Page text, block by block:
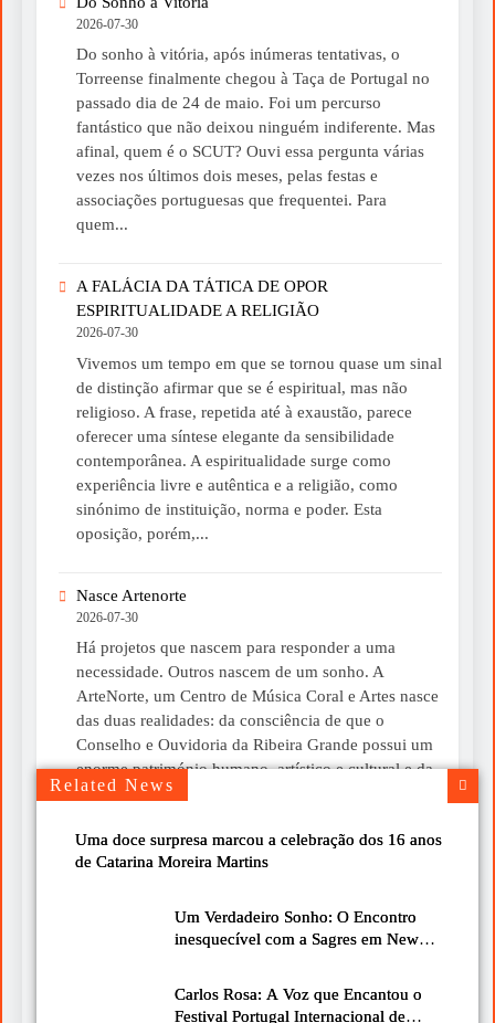
Related News
Uma doce surpresa marcou a celebração dos 16 anos
de Catarina Moreira Martins
Um Verdadeiro Sonho: O Encontro
inesquecível com a Sagres em New
Carlos Rosa: A Voz que Encantou o
Festival Portugal Internacional de
2026-07-30
Do sonho à vitória, após inúmeras tentativas, o
Torreense finalmente chegou à Taça de Portugal no
passado dia de 24 de maio. Foi um percurso
fantástico que não deixou ninguém indiferente. Mas
afinal, quem é o SCUT? Ouvi essa pergunta várias
vezes nos últimos dois meses, pelas festas e
associações portuguesas que frequentei. Para
quem...
A FALÁCIA DA TÁTICA DE OPOR
ESPIRITUALIDADE A RELIGIÃO
2026-07-30
Vivemos um tempo em que se tornou quase um sinal
de distinção afirmar que se é espiritual, mas não
religioso. A frase, repetida até à exaustão, parece
oferecer uma síntese elegante da sensibilidade
contemporânea. A espiritualidade surge como
experiência livre e autêntica e a religião, como
sinónimo de instituição, norma e poder. Esta
oposição, porém,...
Nasce Artenorte
2026-07-30
Há projetos que nascem para responder a uma
necessidade. Outros nascem de um sonho. A
ArteNorte, um Centro de Música Coral e Artes nasce
das duas realidades: da consciência de que o
Conselho e Ouvidoria da Ribeira Grande possui um
enorme património humano, artístico e cultural e da
convicção de que esse património merece ser...
Um livro para ler devagar neste verão
Chegou-me às mãos o livro “A Mística do Instante”,
do Cardeal José Tolentino Mendonça, uma obra que
ideias que podem fazer diferença no nosso dia a dia.